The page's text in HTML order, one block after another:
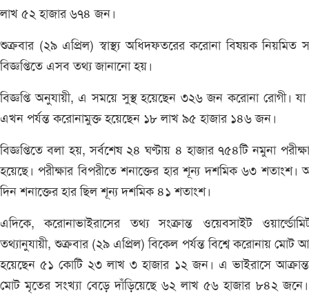
লাখ ৫২ হাজার ৬৭৪ জন।
শুক্রবার (২৯ এপ্রিল) স্বাস্থ্য অধিদফতরের করোনা বিষয়ক নিয়মিত
বিজ্ঞপ্তিতে এসব তথ্য জানানো হয়।
বিজ্ঞপ্তি অনুযায়ী, এ সময়ে সুস্থ হয়েছেন ৩২৬ জন করোনা রোগী। যা
এখন পর্যন্ত করোনামুক্ত হয়েছেন ১৮ লাখ ৯৫ হাজার ১৪৬ জন।
বিজ্ঞপ্তিতে বলা হয়, সর্বশেষ ২৪ ঘণ্টায় ৪ হাজার ৭৫৪টি নমুনা
হয়েছে। পরীক্ষার বিপরীতে শনাক্তের হার শূন্য দশমিক ৬৩ শতাংশ।
দিন শনাক্তের হার ছিল শূন্য দশমিক ৪১ শতাংশ।
এদিকে, করোনাভাইরাসের তথ্য সংক্রান্ত ওয়েবসাইট
তথ্যানুযায়ী, শুক্রবার (২৯ এপ্রিল) বিকেল পর্যন্ত বিশ্বে করোনায় মোট
হয়েছেন ৫১ কোটি ২৩ লাখ ৩ হাজার ১২ জন। এ ভাইরাসে
মোট মৃতের সংখ্যা বেড়ে দাঁড়িয়েছে ৬২ লাখ ৫৬ হাজার ৮৪২